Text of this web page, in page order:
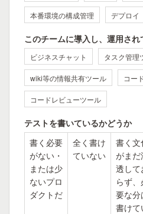
本番環境の構成管理 デプロイ
このチームに導入し、運用さ
ビジネスチャット タスク管理
wiki等の情報共有ツール コー
コードレビューツール
テストを書いているかどうか
書く必要
がない・
または少
ないプロ
ダクトだ
全く書け
ていない
書く文
がまだ
透して
らず、
要な分
書けて